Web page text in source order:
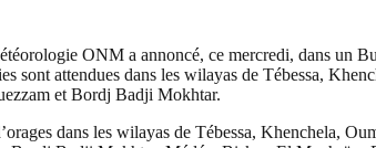
ONM a annoncé, ce mercredi, dans un
sont attendues dans les wilayas de Tébessa,
et Bordj Badji Mokhtar.
dans les wilayas de Tébessa,